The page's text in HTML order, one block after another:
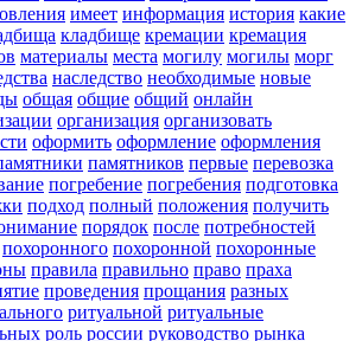
имеет информация история какие
кладбище кремации кремация
материалы места могилу могилы морг
наследство необходимые новые
общая общие общий онлайн
организация организовать
оформить оформление оформления
памятников первые перевозка
погребение погребения подготовка
подход полный положения получить
порядок после потребностей
похоронного похоронной похоронные
правила правильно право праха
проведения прощания разных
ритуальной ритуальные
роль россии руководство рынка